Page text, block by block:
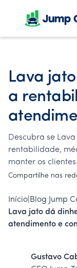
Lava
a
Descubra se
rentabilidade,
manter os
Compartilhe nas
Início Blog Jump
Lava jato dá
atendimento e
Gustavo